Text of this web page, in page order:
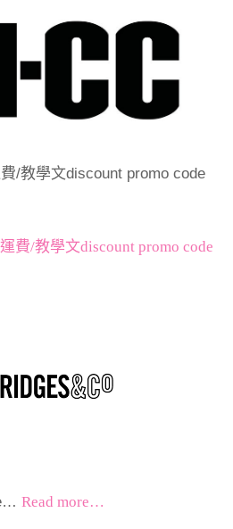
/教學文discount promo code
費/教學文discount promo code
Read more…